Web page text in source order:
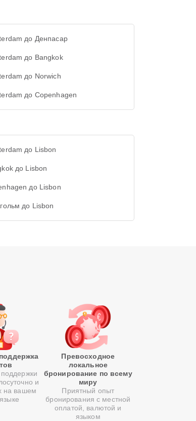
до Денпасар
до Bangkok
до Norwich
до Copenhagen
до Lisbon
до Lisbon
до Lisbon
до Lisbon
и
на вашем
Превосходное
локальное
бронирование по всему
миру
Приятный опыт
бронирования с местной
оплатой, валютой и
языком